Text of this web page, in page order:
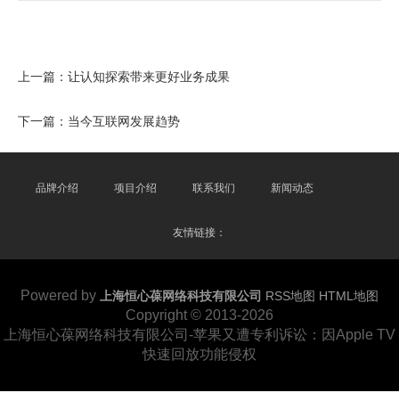
上一篇： 让认知探索带来更好业务成果
下一篇： 当今互联网发展趋势
品牌介绍 项目介绍 联系我们 新闻动态
友情链接：
Powered by 上海恒心葆网络科技有限公司 RSS地图 HTML地图
Copyright © 2013-2026
上海恒心葆网络科技有限公司-苹果又遭专利诉讼：因Apple TV
快速回放功能侵权